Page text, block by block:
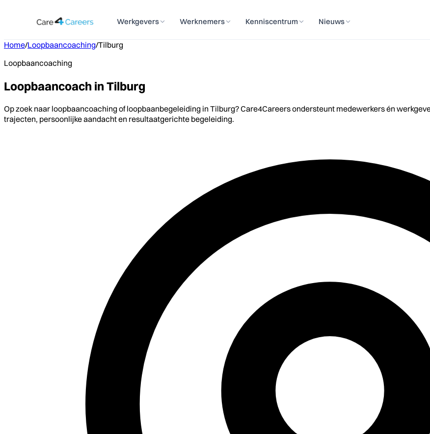
Werkgevers Werknemers Kenniscentrum Nieuws
Home/Loopbaancoaching/Tilburg
Loopbaancoaching
Loopbaancoach in Tilburg
Op zoek naar loopbaancoaching of loopbaanbegeleiding in Tilburg? Care4Careers ondersteunt medewerkers én
trajecten, persoonlijke aandacht en resultaatgerichte begeleiding.